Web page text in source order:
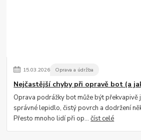
15.03.2026 Oprava a údržba
Nejčastější chyby při opravě bot (a
Oprava podrážky bot může být překvapivě
správné lepidlo, čistý povrch a dodržení
Přesto mnoho lidí při op...číst celé